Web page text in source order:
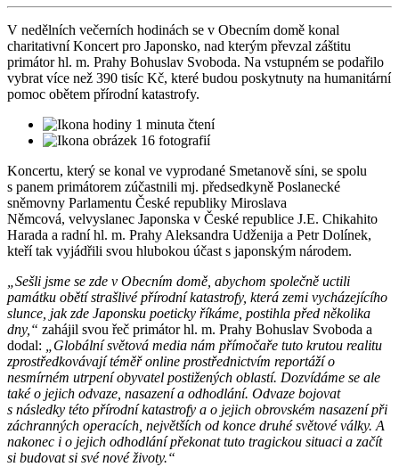
V nedělních večerních hodinách se v Obecním domě konal
charitativní Koncert pro Japonsko, nad kterým převzal záštitu
primátor hl. m. Prahy Bohuslav Svoboda. Na vstupném se podařilo
vybrat více než 390 tisíc Kč, které budou poskytnuty na humanitární
pomoc obětem přírodní katastrofy.
1 minuta čtení
16 fotografií
Koncertu, který se konal ve vyprodané Smetanově síni, se spolu
s panem primátorem zúčastnili mj. předsedkyně Poslanecké
sněmovny Parlamentu České republiky Miroslava
Němcová, velvyslanec Japonska v České republice J.E. Chikahito
Harada a radní hl. m. Prahy Aleksandra Udženija a Petr Dolínek,
kteří tak vyjádřili svou hlubokou účast s japonským národem.
„Sešli jsme se zde v Obecním domě, abychom společně uctili
památku obětí strašlivé přírodní katastrofy, která zemi vycházejícího
slunce, jak zde Japonsku poeticky říkáme, postihla před několika
dny,“ zahájil svou řeč primátor hl. m. Prahy Bohuslav Svoboda a
dodal: „Globální světová media nám přímočaře tuto krutou realitu
zprostředkovávají téměř online prostřednictvím reportáží o
nesmírném utrpení obyvatel postižených oblastí. Dozvídáme se ale
také o jejich odvaze, nasazení a odhodlání. Odvaze bojovat
s následky této přírodní katastrofy a o jejich obrovském nasazení při
záchranných operacích, největších od konce druhé světové války. A
nakonec i o jejich odhodlání překonat tuto tragickou situaci a začít
si budovat si své nové životy.“